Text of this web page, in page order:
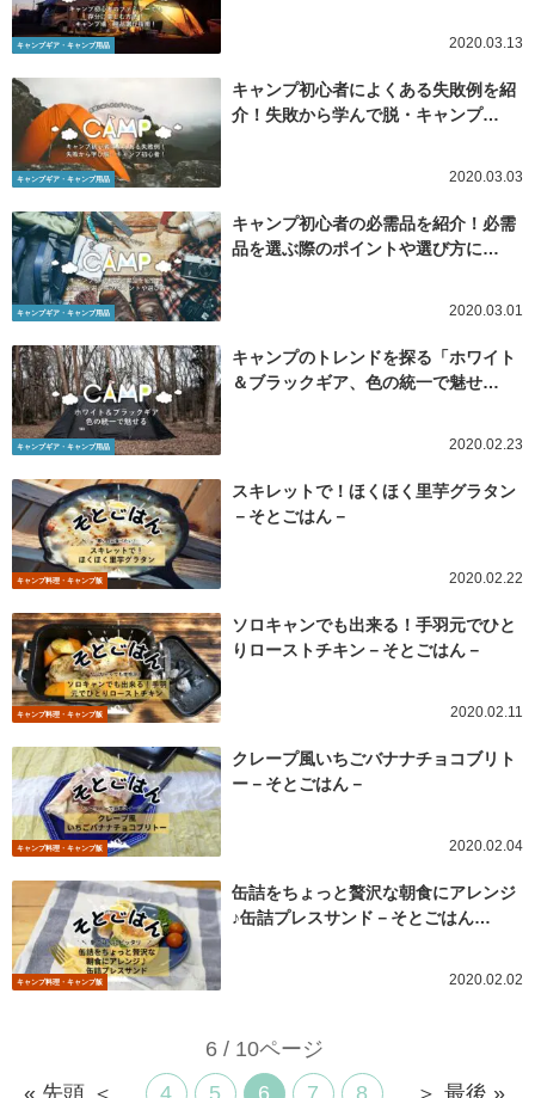
キャンプギア・キャンプ用品 2020.03.13
キャンプギア・キャンプ用品
キャンプ初心者によくある失敗例を紹
介！失敗から学んで脱・キャンプ…
2020.03.03
キャンプギア・キャンプ用品
キャンプ初心者の必需品を紹介！必需
品を選ぶ際のポイントや選び方に…
2020.03.01
キャンプギア・キャンプ用品
キャンプのトレンドを探る「ホワイト
＆ブラックギア、色の統一で魅せ…
2020.02.23
キャンプ料理・キャンプ飯
スキレットで！ほくほく里芋グラタン
－そとごはん－
2020.02.22
キャンプ料理・キャンプ飯
ソロキャンでも出来る！手羽元でひと
りローストチキン－そとごはん－
2020.02.11
キャンプ料理・キャンプ飯
クレープ風いちごバナナチョコブリト
ー－そとごはん－
2020.02.04
キャンプ料理・キャンプ飯
缶詰をちょっと贅沢な朝食にアレンジ
♪缶詰プレスサンド－そとごはん…
2020.02.02
6 / 10ページ
« 先頭 ＜ 4 5 6 7 8 ＞ 最後 »